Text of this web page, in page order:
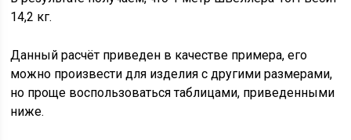
14,2 кг.
Данный расчёт приведен в качестве примера, его
можно произвести для изделия с другими размерами,
но проще воспользоваться таблицами, приведенными
ниже.